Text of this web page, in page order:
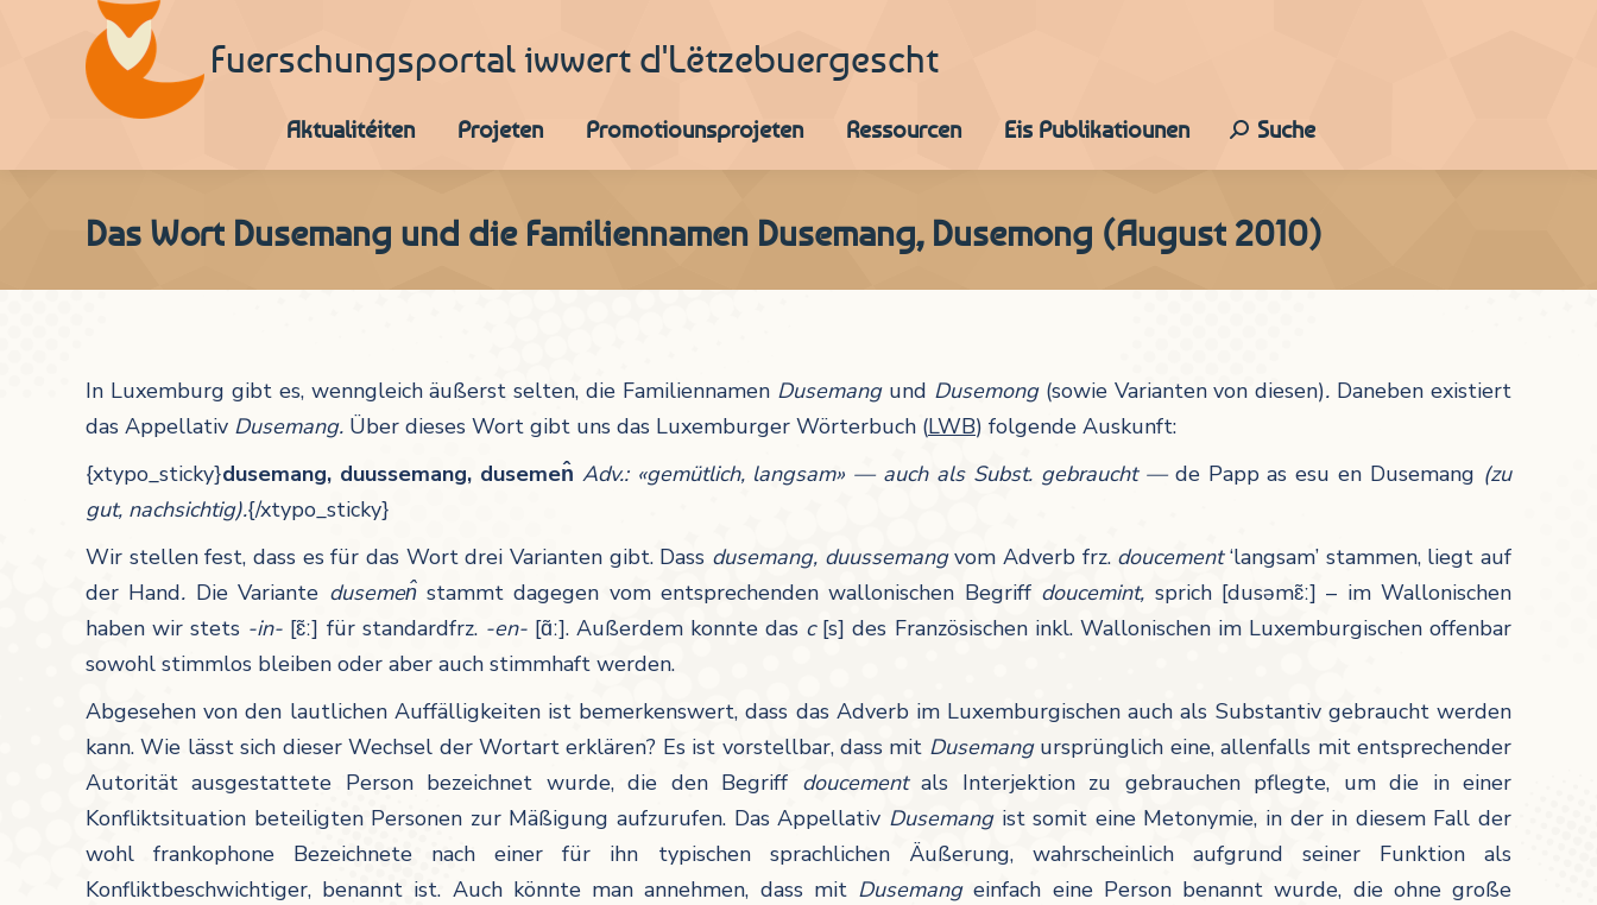
Fuerschungsportal iwwert d'Lëtzebuergescht
Aktualitéiten Projeten Promotiounsprojeten Ressourcen Eis Publikatiounen Search:
Suche
Das Wort Dusemang und die Familiennamen Dusemang, Dusemong (August 2010)
In Luxemburg gibt es, wenngleich äußerst selten, die Familiennamen Dusemang und Dusemong (sowie Varianten von diesen). Daneben existiert
das Appellativ Dusemang. Über dieses Wort gibt uns das Luxemburger Wörterbuch (LWB) folgende Auskunft:
{xtypo_sticky}dusemang, duussemang, dusemen Adv.:«gemütlich, langsam» — auch als Subst. gebraucht—de Papp as esu en Dusemang (zu
gut, nachsichtig).{/xtypo_sticky}
Wir stellen fest, dass es für das Wort drei Varianten gibt. Dass dusemang, duussemangvom Adverb frz. doucement‘langsam’ stammen, liegt auf
der Hand. Die Variante dusemen̂ stammt dagegen vom entsprechenden wallonischen Begriff doucemint, sprich [dusəmɛ͂ː] – im Wallonischen
haben wir stets -in- [ɛ͂ː] für standardfrz. -en- [ɑ͂ː]. Außerdem konnte das c [s] des Französischen inkl. Wallonischen im Luxemburgischen offenbar
sowohl stimmlos bleiben oder aber auch stimmhaft werden.
Abgesehen von den lautlichen Auffälligkeiten ist bemerkenswert, dass das Adverb im Luxemburgischen auch als Substantiv gebraucht werden
kann. Wie lässt sich dieser Wechsel der Wortart erklären? Es ist vorstellbar, dass mit Dusemangursprünglich eine, allenfalls mit entsprechender
Autorität ausgestattete Person bezeichnet wurde, die den Begriff doucementals Interjektion zu gebrauchen pflegte, um die in einer
Konfliktsituation beteiligten Personen zur Mäßigung aufzurufen. Das Appellativ Dusemang ist somit eine Metonymie, in der in diesem Fall der
wohl frankophone Bezeichnete nach einer für ihn typischen sprachlichen Äußerung, wahrscheinlich aufgrund seiner Funktion als
Konfliktbeschwichtiger, benannt ist. Auch könnte man annehmen, dass mit Dusemangeinfach eine Person benannt wurde, die ohne große